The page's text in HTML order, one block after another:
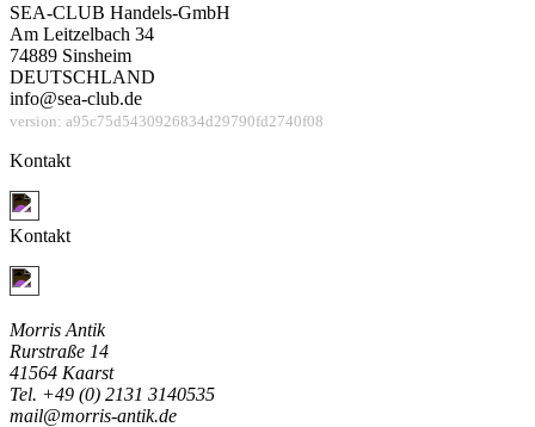
SEA-CLUB Handels-GmbH
Am Leitzelbach 34
74889 Sinsheim
DEUTSCHLAND
info@sea-club.de
version: a95c75d5430926834d29790fd2740f08
Kontakt
Kontakt
Morris Antik
Rurstraße 14
41564 Kaarst
Tel. +49 (0) 2131 3140535
mail@morris-antik.de